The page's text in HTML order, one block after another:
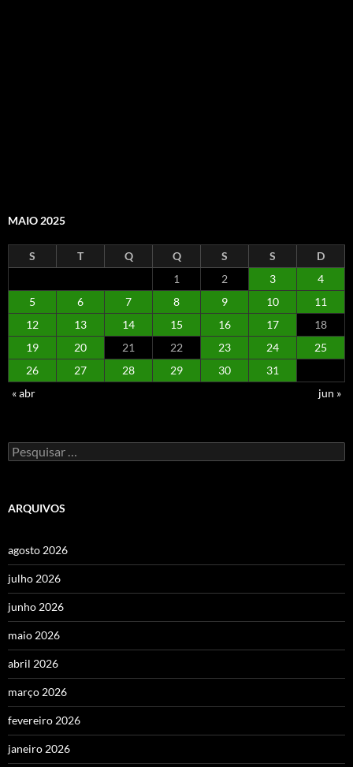
MAIO 2025
S T Q Q S S
D
1
2 3
4
5
6 7 8 9 10
11
12
13 14 15 16 17
18
19
20 21 22 23 24
25
26
27 28 29 30
31
« abr
jun »
Pesquisar
por:
ARQUIVOS
agosto 2026
julho 2026
junho 2026
maio 2026
abril 2026
março 2026
fevereiro 2026
janeiro 2026